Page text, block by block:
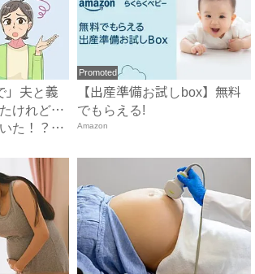
」夫と義
けれど…
た！？
Promoted
【出産準備お試しbox】無料
でもらえる!
Amazon